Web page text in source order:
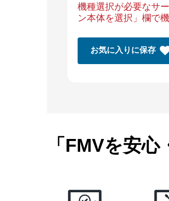
機種選択が必要なサ
ン本体を選択」欄で
お気に入りに保存
「FMVを安